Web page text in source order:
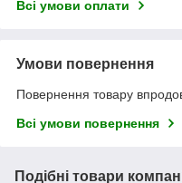
Всі умови оплати
Умови повернення
Повернення товару
Всі умови повернення
Подібні товари